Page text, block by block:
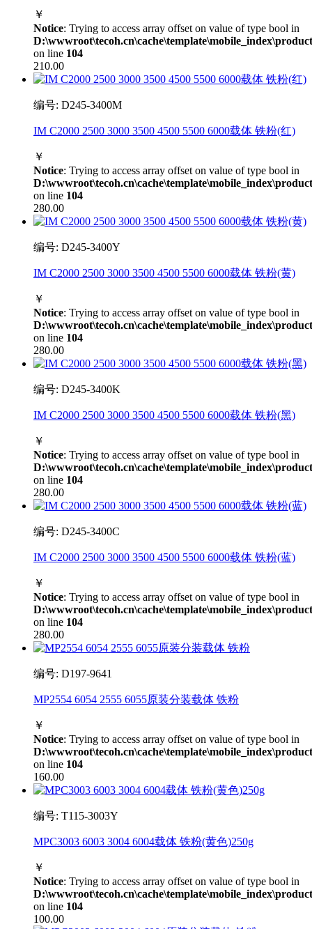
￥
Notice: Trying to access array offset on value of type bool in
on line 104
210.00
编号: D245-3400M
IM C2000 2500 3000 3500 4500 5500 6000载体 铁粉(红)
￥
Notice: Trying to access array offset on value of type bool in
on line 104
280.00
编号: D245-3400Y
IM C2000 2500 3000 3500 4500 5500 6000载体 铁粉(黄)
￥
Notice: Trying to access array offset on value of type bool in
on line 104
280.00
编号: D245-3400K
IM C2000 2500 3000 3500 4500 5500 6000载体 铁粉(黑)
￥
Notice: Trying to access array offset on value of type bool in
on line 104
280.00
编号: D245-3400C
IM C2000 2500 3000 3500 4500 5500 6000载体 铁粉(蓝)
￥
Notice: Trying to access array offset on value of type bool in
on line 104
280.00
编号: D197-9641
MP2554 6054 2555 6055原装分装载体 铁粉
￥
Notice: Trying to access array offset on value of type bool in
on line 104
160.00
编号: T115-3003Y
MPC3003 6003 3004 6004载体 铁粉(黄色)250g
￥
Notice: Trying to access array offset on value of type bool in
on line 104
100.00